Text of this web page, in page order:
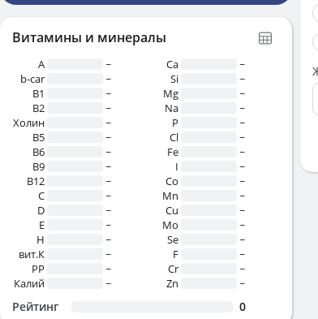
Витамины и минералы
A
~
b-car
~
В1
~
B2
~
Холин
~
B5
~
B6
~
B9
~
B12
~
C
~
D
~
E
~
H
~
вит.К
~
PP
~
Калий
~
Ca
~
Si
~
Mg
~
Na
~
P
~
Cl
~
Fe
~
I
~
Co
~
Mn
~
Cu
~
Mo
~
Se
~
F
~
Cr
~
Zn
~
Рейтинг 0